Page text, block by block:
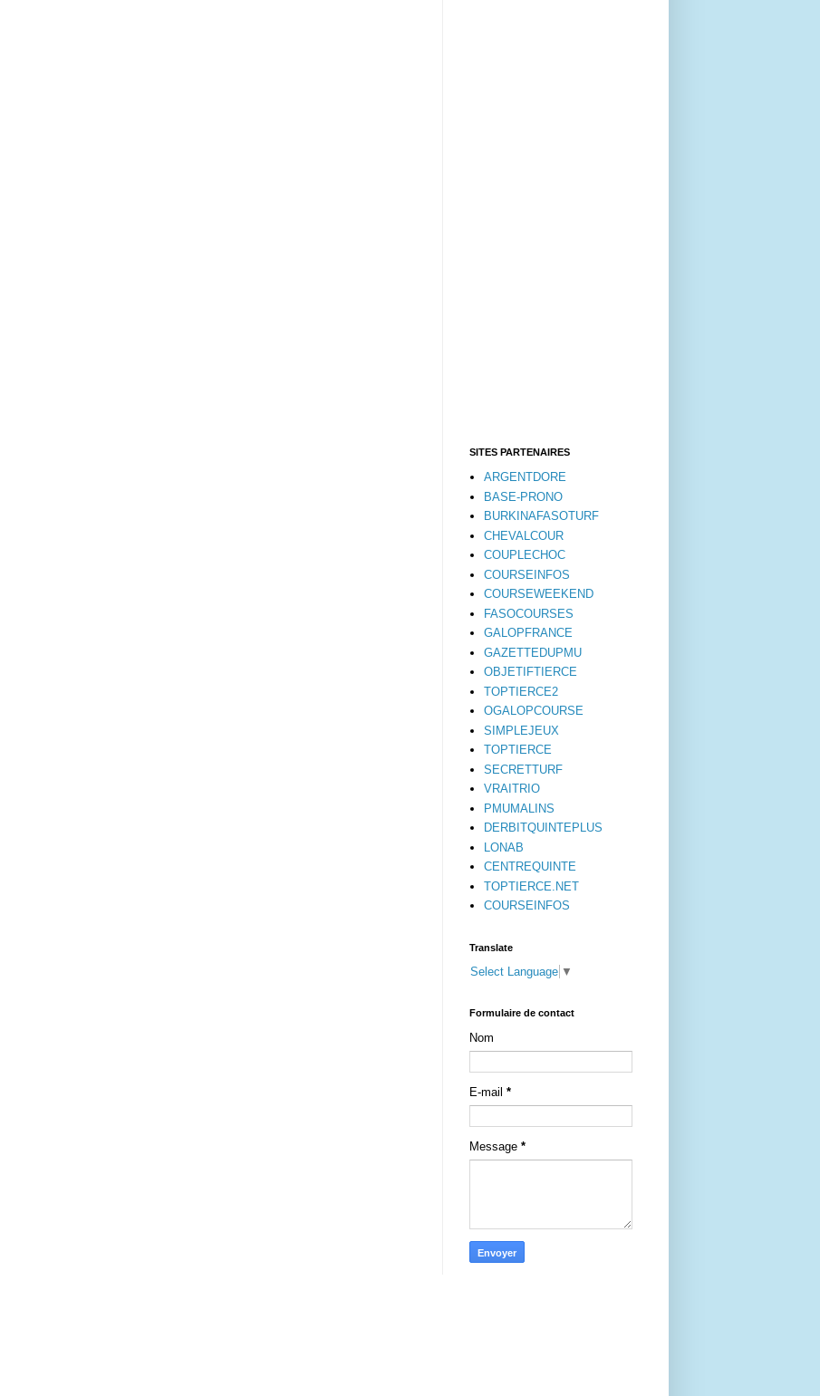
SITES PARTENAIRES
ARGENTDORE
BASE-PRONO
BURKINAFASOTURF
CHEVALCOUR
COUPLECHOC
COURSEINFOS
COURSEWEEKEND
FASOCOURSES
GALOPFRANCE
GAZETTEDUPMU
OBJETIFTIERCE
TOPTIERCE2
OGALOPCOURSE
SIMPLEJEUX
TOPTIERCE
SECRETTURF
VRAITRIO
PMUMALINS
DERBITQUINTEPLUS
LONAB
CENTREQUINTE
TOPTIERCE.NET
COURSEINFOS
Translate
Select Language ▼
Formulaire de contact
Nom
E-mail *
Message *